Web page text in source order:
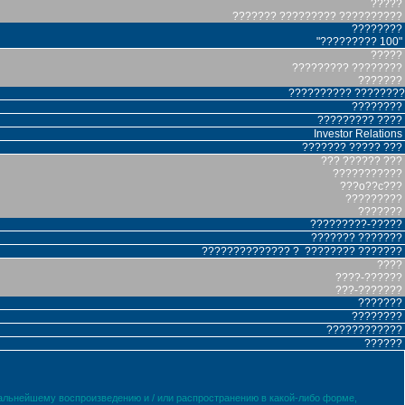
?????
??????? ????????? ??????????
????????
"????????? 100"
?????
????????? ????????
???????
?????????? ????????
????????
????????? ????
Investor Relations
??????? ????? ???
??? ?????? ???
???????????
???o??c???
?????????
???????
?????????-?????
??????? ???????
?????????????? ? ???????? ???????
????
????-??????
???-???????
???????
????????
????????????
??????
воспроизведению и / или распространению в какой-либо форме,